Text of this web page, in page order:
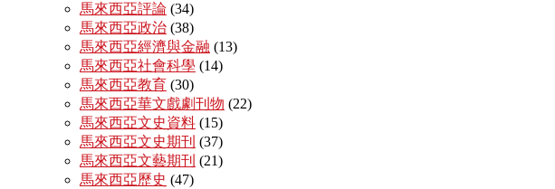
馬來西亞評論 (34)
馬來西亞政治 (38)
馬來西亞經濟與金融 (13)
馬來西亞社會科學 (14)
馬來西亞教育 (30)
馬來西亞華文戲劇刊物 (22)
馬來西亞文史資料 (15)
馬來西亞文史期刊 (37)
馬來西亞文藝期刊 (21)
馬來西亞歷史 (47)